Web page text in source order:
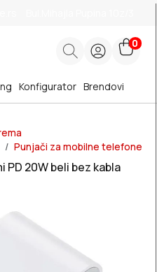
0
Brendovi
Konfigurator
Punjači za mobilne telefone
PD 20W beli bez kabla